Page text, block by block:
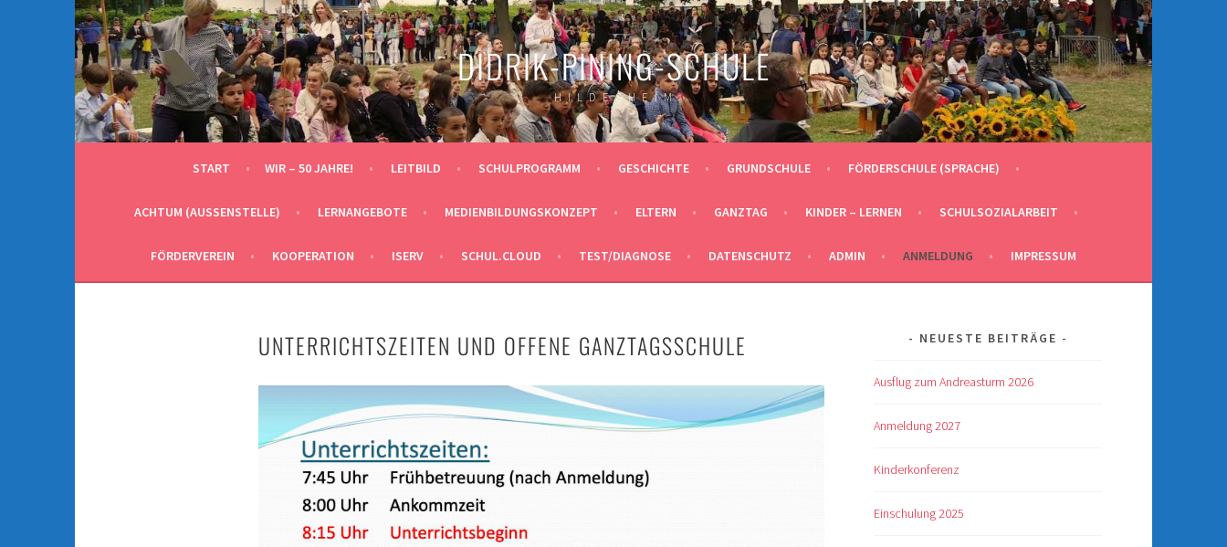
Springe
zum
Inhalt
DIDRIK-PINING-SCHULE
H I L D E S H E I M
START WIR – 50 JAHRE! LEITBILD SCHULPROGRAMM GESCHICHTE GRUNDSCHULE FÖRDERSCHULE (SPRACHE)
ACHTUM (AUSSENSTELLE) LERNANGEBOTE MEDIENBILDUNGSKONZEPT ELTERN GANZTAG KINDER – LERNEN SCHULSOZIALARBEIT
FÖRDERVEREIN KOOPERATION ISERV SCHUL.CLOUD TEST/DIAGNOSE DATENSCHUTZ ADMIN ANMELDUNG IMPRESSUM
UNTERRICHTSZEITEN UND OFFENE GANZTAGSSCHULE NEUESTE BEITRÄGE
Ausflug zum Andreasturm 2026
Anmeldung 2027
Kinderkonferenz
Einschulung 2025